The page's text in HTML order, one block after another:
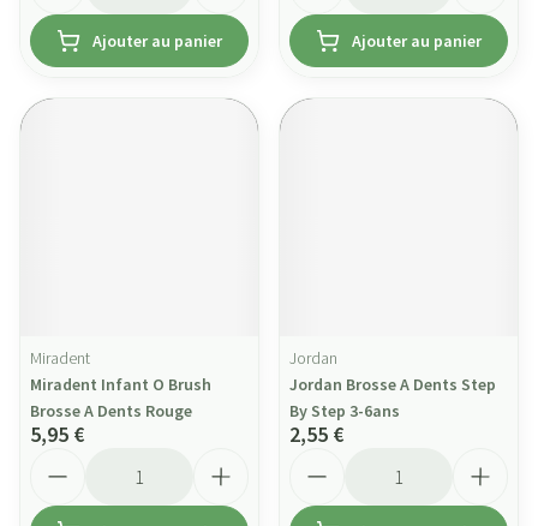
Ajouter au panier Ajouter au panier
Miradent
Miradent Infant O Brush
Brosse A Dents Rouge
5,95 €
Jordan
Jordan Brosse A Dents Step
By Step 3-6ans
2,55 €